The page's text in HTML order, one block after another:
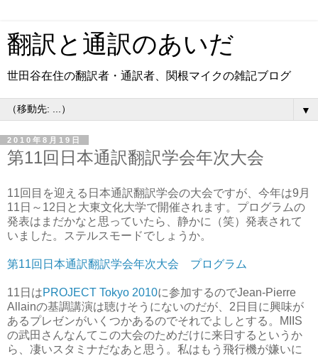
翻訳と通訳のあいだ
世田谷在住の翻訳者・通訳者、関根マイクの雑記ブログ
▼
2010年8月19日
第11回日本通訳翻訳学会年次大会
11回目を迎える日本通訳翻訳学会の大会ですが、今年は9月
11日～12日と大東文化大学で開催されます。プログラムの
発表はまだかなと思っていたら、静かに（笑）発表されて
いました。ステルスモードでしょうか。
第11回日本通訳翻訳学会年次大会 プログラム
11日はPROJECT Tokyo 2010に参加するのでJean-Pierre
Allainの基調講演は聴けそうにないのだが、2日目に興味が
あるプレゼンがいくつかあるのでそれでよしとする。MIIS
の武田さんなんてこの大会のためだけに来日するというか
ら、凄いスタミナだなあと思う。私はもう飛行機が嫌いに